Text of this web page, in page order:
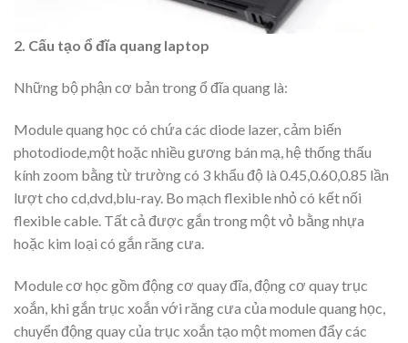
2. Cấu tạo ổ đĩa quang laptop
Những bộ phận cơ bản trong ổ đĩa quang là:
Module quang học có chứa các diode lazer, cảm biến
photodiode,một hoặc nhiều gương bán mạ, hệ thống thấu
kính zoom bằng từ trường có 3 khẩu độ là 0.45,0.60,0.85 lần
lượt cho cd,dvd,blu-ray. Bo mạch flexible nhỏ có kết nối
flexible cable. Tất cả được gắn trong một vỏ bằng nhựa
hoặc kim loại có gắn răng cưa.
Module cơ học gồm động cơ quay đĩa, động cơ quay trục
xoắn, khi gắn trục xoắn với răng cưa của module quang học,
chuyển động quay của trục xoắn tạo một momen đẩy các